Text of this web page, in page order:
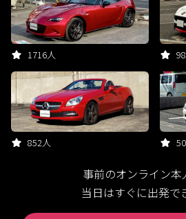
1716人
852人
事前のオンライン本
当日はすぐに出発で